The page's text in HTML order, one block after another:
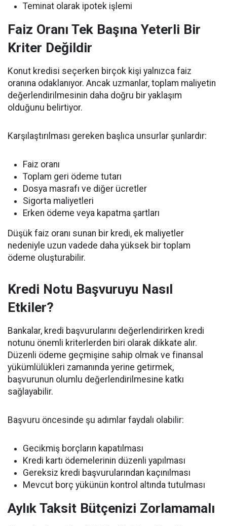
Teminat olarak ipotek işlemi
Faiz Oranı Tek Başına Yeterli Bir
Kriter Değildir
Konut kredisi seçerken birçok kişi yalnızca faiz
oranına odaklanıyor. Ancak uzmanlar, toplam maliyetin
değerlendirilmesinin daha doğru bir yaklaşım
olduğunu belirtiyor.
Karşılaştırılması gereken başlıca unsurlar şunlardır:
Faiz oranı
Toplam geri ödeme tutarı
Dosya masrafı ve diğer ücretler
Sigorta maliyetleri
Erken ödeme veya kapatma şartları
Düşük faiz oranı sunan bir kredi, ek maliyetler
nedeniyle uzun vadede daha yüksek bir toplam
ödeme oluşturabilir.
Kredi Notu Başvuruyu Nasıl
Etkiler?
Bankalar, kredi başvurularını değerlendirirken kredi
notunu önemli kriterlerden biri olarak dikkate alır.
Düzenli ödeme geçmişine sahip olmak ve finansal
yükümlülükleri zamanında yerine getirmek,
başvurunun olumlu değerlendirilmesine katkı
sağlayabilir.
Başvuru öncesinde şu adımlar faydalı olabilir:
Gecikmiş borçların kapatılması
Kredi kartı ödemelerinin düzenli yapılması
Gereksiz kredi başvurularından kaçınılması
Mevcut borç yükünün kontrol altında tutulması
Aylık Taksit Bütçenizi Zorlamamalı